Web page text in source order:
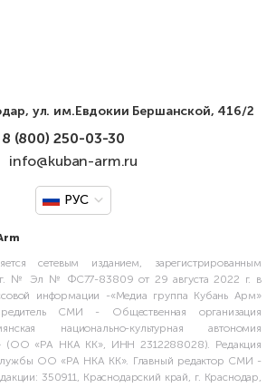
ул. им.Евдокии Бершанской, 416/2
8 (800) 250-03-30
info@kuban-arm.ru
РУС
сетевым изданием, зарегистрированным
№ Эл № ФС77-83809 от 29 августа 2022 г. в
информации -«Медиа группа Кубань Арм»
СМИ - Общественная организация
национально-культурная автономия
(ОО «РА НКА КК», ИНН 2312288028). Редакция
ОО «РА НКА КК». Главный редактор СМИ -
350911, Краснодарский край, г. Краснодар,